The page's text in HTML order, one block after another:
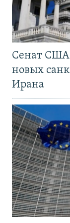
Сенат США
новых
Ирана